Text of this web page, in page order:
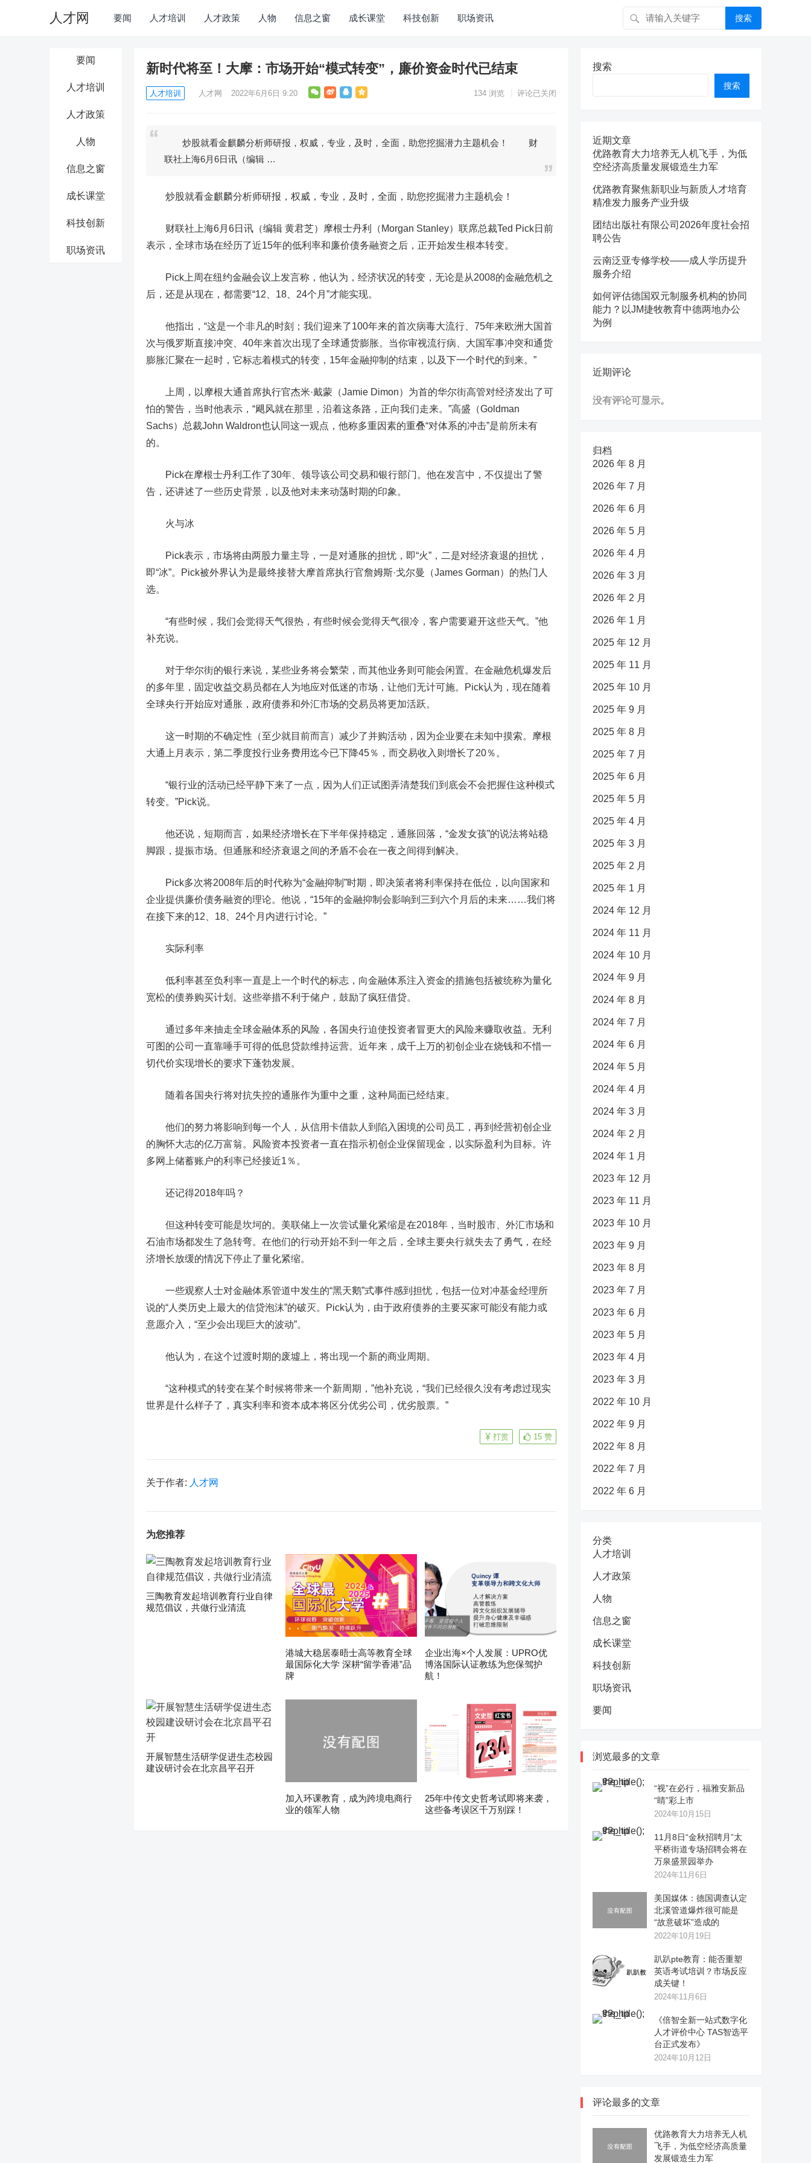
人才网 要闻 人才培训 人才政策 人物 信息之窗 成长课堂 科技创新 职场资讯 搜索
要闻
人才培训
人才政策
人物
信息之窗
成长课堂
科技创新
职场资讯
新时代将至！大摩：市场开始“模式转变”，廉价资金时代已结束
人才培训 人才网 2022年6月6日 9:20 134 浏览 评论已关闭
炒股就看金麒麟分析师研报，权威，专业，及时，全面，助您挖掘潜力主题机会！ 财
联社上海6月6日讯（编辑 …
炒股就看金麒麟分析师研报，权威，专业，及时，全面，助您挖掘潜力主题机会！
财联社上海6月6日讯（编辑 黄君芝）摩根士丹利（Morgan Stanley）联席总裁Ted Pick日前
表示，全球市场在经历了近15年的低利率和廉价债务融资之后，正开始发生根本转变。
Pick上周在纽约金融会议上发言称，他认为，经济状况的转变，无论是从2008的金融危机之
后，还是从现在，都需要“12、18、24个月”才能实现。
他指出，“这是一个非凡的时刻；我们迎来了100年来的首次病毒大流行、75年来欧洲大国首
次与俄罗斯直接冲突、40年来首次出现了全球通货膨胀。当你审视流行病、大国军事冲突和通货
膨胀汇聚在一起时，它标志着模式的转变，15年金融抑制的结束，以及下一个时代的到来。”
上周，以摩根大通首席执行官杰米·戴蒙（Jamie Dimon）为首的华尔街高管对经济发出了可
怕的警告，当时他表示，“飓风就在那里，沿着这条路，正向我们走来。”高盛（Goldman
Sachs）总裁John Waldron也认同这一观点，他称多重因素的重叠“对体系的冲击”是前所未有
的。
Pick在摩根士丹利工作了30年、领导该公司交易和银行部门。他在发言中，不仅提出了警
告，还讲述了一些历史背景，以及他对未来动荡时期的印象。
火与冰
Pick表示，市场将由两股力量主导，一是对通胀的担忧，即“火”，二是对经济衰退的担忧，
即“冰”。Pick被外界认为是最终接替大摩首席执行官詹姆斯·戈尔曼（James Gorman）的热门人
选。
“有些时候，我们会觉得天气很热，有些时候会觉得天气很冷，客户需要避开这些天气。”他
补充说。
对于华尔街的银行来说，某些业务将会繁荣，而其他业务则可能会闲置。在金融危机爆发后
的多年里，固定收益交易员都在人为地应对低迷的市场，让他们无计可施。Pick认为，现在随着
全球央行开始应对通胀，政府债券和外汇市场的交易员将更加活跃。
这一时期的不确定性（至少就目前而言）减少了并购活动，因为企业要在未知中摸索。摩根
大通上月表示，第二季度投行业务费用迄今已下降45％，而交易收入则增长了20％。
“银行业的活动已经平静下来了一点，因为人们正试图弄清楚我们到底会不会把握住这种模式
转变。”Pick说。
他还说，短期而言，如果经济增长在下半年保持稳定，通胀回落，“金发女孩”的说法将站稳
脚跟，提振市场。但通胀和经济衰退之间的矛盾不会在一夜之间得到解决。
Pick多次将2008年后的时代称为“金融抑制”时期，即决策者将利率保持在低位，以向国家和
企业提供廉价债务融资的理论。他说，“15年的金融抑制会影响到三到六个月后的未来……我们将
在接下来的12、18、24个月内进行讨论。”
实际利率
低利率甚至负利率一直是上一个时代的标志，向金融体系注入资金的措施包括被统称为量化
宽松的债券购买计划。这些举措不利于储户，鼓励了疯狂借贷。
通过多年来抽走全球金融体系的风险，各国央行迫使投资者冒更大的风险来赚取收益。无利
可图的公司一直靠唾手可得的低息贷款维持运营。近年来，成千上万的初创企业在烧钱和不惜一
切代价实现增长的要求下蓬勃发展。
随着各国央行将对抗失控的通胀作为重中之重，这种局面已经结束。
他们的努力将影响到每一个人，从信用卡借款人到陷入困境的公司员工，再到经营初创企业
的胸怀大志的亿万富翁。风险资本投资者一直在指示初创企业保留现金，以实际盈利为目标。许
多网上储蓄账户的利率已经接近1％。
还记得2018年吗？
但这种转变可能是坎坷的。美联储上一次尝试量化紧缩是在2018年，当时股市、外汇市场和
石油市场都发生了急转弯。在他们的行动开始不到一年之后，全球主要央行就失去了勇气，在经
济增长放缓的情况下停止了量化紧缩。
一些观察人士对金融体系管道中发生的“黑天鹅”式事件感到担忧，包括一位对冲基金经理所
说的“人类历史上最大的信贷泡沫”的破灭。Pick认为，由于政府债券的主要买家可能没有能力或
意愿介入，“至少会出现巨大的波动”。
他认为，在这个过渡时期的废墟上，将出现一个新的商业周期。
“这种模式的转变在某个时候将带来一个新周期，”他补充说，“我们已经很久没有考虑过现实
世界是什么样子了，真实利率和资本成本将区分优劣公司，优劣股票。”
15 赞
打赏
关于作者: 人才网
为您推荐
三陶教育发起培训教育行业自律
规范倡议，共做行业清流
港城大稳居泰晤士高等教育全球
最国际化大学 深耕“留学香港”品
牌
企业出海×个人发展：UPRO优
博洛国际认证教练为您保驾护
航！
开展智慧生活研学促进生态校园
建设研讨会在北京昌平召开
加入环课教育，成为跨境电商行
业的领军人物
25年中传文史哲考试即将来袭，
这些备考误区千万别踩！
搜索
搜索
近期文章
优路教育大力培养无人机飞手，为低
空经济高质量发展锻造生力军
优路教育聚焦新职业与新质人才培育
精准发力服务产业升级
团结出版社有限公司2026年度社会招
聘公告
云南泛亚专修学校——成人学历提升
服务介绍
如何评估德国双元制服务机构的协同
能力？以JM捷牧教育中德两地办公
为例
近期评论
没有评论可显示。
归档
2026 年 8 月
2026 年 7 月
2026 年 6 月
2026 年 5 月
2026 年 4 月
2026 年 3 月
2026 年 2 月
2026 年 1 月
2025 年 12 月
2025 年 11 月
2025 年 10 月
2025 年 9 月
2025 年 8 月
2025 年 7 月
2025 年 6 月
2025 年 5 月
2025 年 4 月
2025 年 3 月
2025 年 2 月
2025 年 1 月
2024 年 12 月
2024 年 11 月
2024 年 10 月
2024 年 9 月
2024 年 8 月
2024 年 7 月
2024 年 6 月
2024 年 5 月
2024 年 4 月
2024 年 3 月
2024 年 2 月
2024 年 1 月
2023 年 12 月
2023 年 11 月
2023 年 10 月
2023 年 9 月
2023 年 8 月
2023 年 7 月
2023 年 6 月
2023 年 5 月
2023 年 4 月
2023 年 3 月
2022 年 10 月
2022 年 9 月
2022 年 8 月
2022 年 7 月
2022 年 6 月
分类
人才培训
人才政策
人物
信息之窗
成长课堂
科技创新
职场资讯
要闻
浏览最多的文章
“视”在必行，福雅安新品
“睛”彩上市
2024年10月15日
11月8日“金秋招聘月”太
平桥街道专场招聘会将在
万泉盛景园举办
2024年11月6日
美国媒体：德国调查认定
北溪管道爆炸很可能是
“故意破坏”造成的
2022年10月19日
趴趴pte教育：能否重塑
英语考试培训？市场反应
成关键！
2024年11月6日
《倍智全新一站式数字化
人才评价中心 TAS智选平
台正式发布》
2024年10月12日
评论最多的文章
优路教育大力培养无人机
飞手，为低空经济高质量
发展锻造生力军